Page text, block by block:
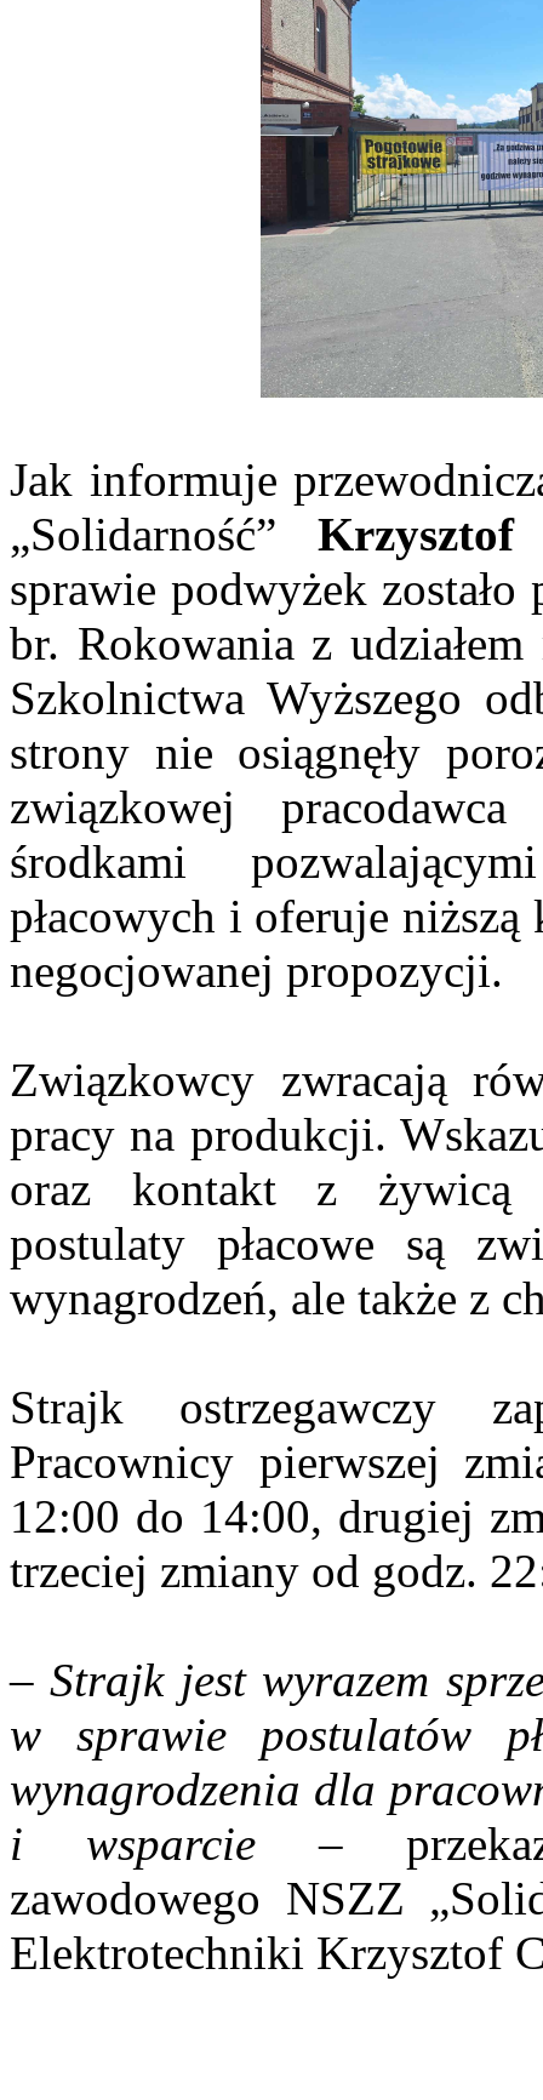
Jak informuje
„Solidarność” Krzysztof
sprawie podwyżek zostało
br. Rokowania z
Szkolnictwa Wyższego
strony nie osiągnęły
związkowej
środkami
płacowych i oferuje
negocjowanej propozycji.
Związkowcy zwracają
pracy na produkcji.
oraz kontakt z żywicą
postulaty płacowe są
wynagrodzeń, ale także z
Strajk ostrzegawczy
Pracownicy pierwszej
12:00 do 14:00, drugiej
trzeciej zmiany od godz.
–Strajk jest wyrazem
w sprawie postulatów
wynagrodzenia dla
i wsparcie –
zawodowego NSZZ
Elektrotechniki Krzysztof